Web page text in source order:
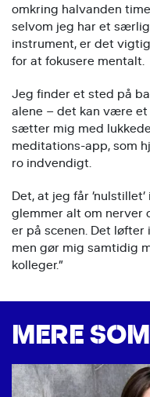
omkring halvanden
selvom jeg har et
instrument, er det
for at fokusere mentalt.
Jeg finder et sted på
alene – det kan være
sætter mig med
meditations-app, som
ro indvendigt.
Det, at jeg får
glemmer alt om nerver
er på scenen. Det
men gør mig samtidig
kolleger.”
MERE